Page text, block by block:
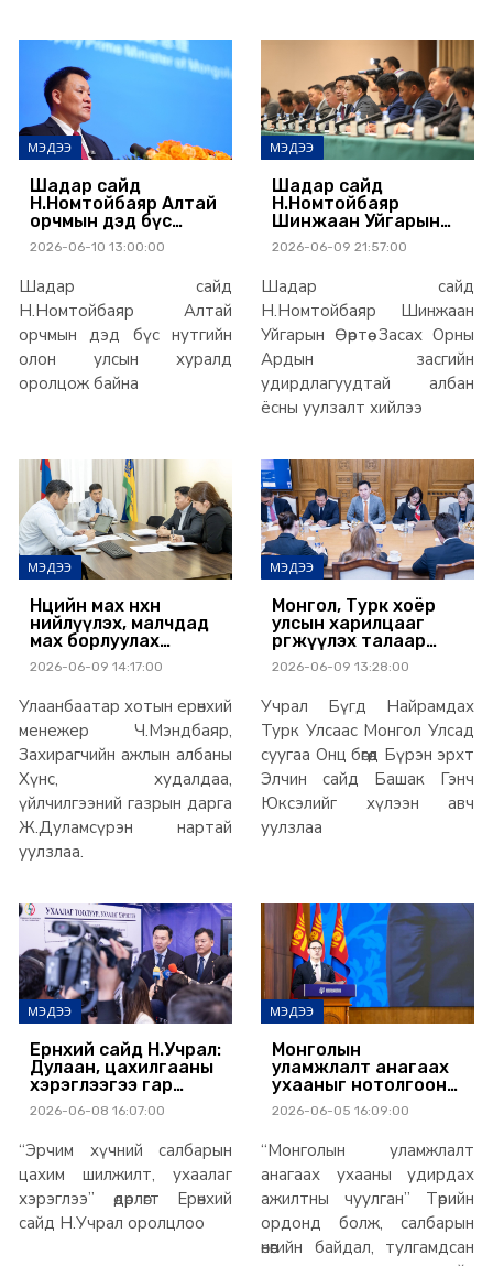
МЭДЭЭ
Шадар сайд
Н.Номтойбаяр Алтай
орчмын дэд бүс
нутгийн олон улсын
хуралд оролцож
2026-06-10 13:00:00
Шадар сайд
Н.Номтойбаяр Алтай
орчмын дэд бүс нутгийн
олон улсын хуралд
оролцож байна
МЭДЭЭ
Шадар сайд
Н.Номтойбаяр
Шинжаан Уйгарын
Өөртөө Засах Орны
Ардын засгийн
албан ёсны уулзалт
хийлээ
2026-06-09 21:57:00
Шадар сайд
Н.Номтойбаяр Шинжаан
Уйгарын Өөртөө Засах Орны
Ардын засгийн
удирдлагуудтай албан
ёсны уулзалт хийлээ
МЭДЭЭ
Нөөцийн мах нөхөн
нийлүүлэх, малчдад
мах борлуулах
лангуу, цэг
ажиллуулах боломж
бүрдүүлж өгөхийг
үүрэг болголоо
2026-06-09 14:17:00
Улаанбаатар хотын ерөнхий
менежер Ч.Мэндбаяр,
Захирагчийн ажлын албаны
Хүнс, худалдаа,
үйлчилгээний газрын дарга
Ж.Дуламсүрэн нартай
уулзлаа.
МЭДЭЭ
Монгол, Турк хоёр
улсын харилцааг
өргөжүүлэх талаар
санал солилцов
2026-06-09 13:28:00
Учрал Бүгд Найрамдах
Турк Улсаас Монгол Улсад
суугаа Онц бөгөөд Бүрэн эрхт
Элчин сайд Башак Гэнч
Юксэлийг хүлээн авч
уулзлаа
МЭДЭЭ
Ерөнхий сайд Н.Учрал:
Дулаан, цахилгааны
хэрэглээгээ гар
утаснаас хянадаг,
удирддаг боллоо
2026-06-08 16:07:00
“Эрчим хүчний салбарын
цахим шилжилт, ухаалаг
хэрэглээ” өдөрлөгт Ерөнхий
сайд Н.Учрал оролцлоо
МЭДЭЭ
Монголын
уламжлалт анагаах
ухааныг нотолгоонд
суурилан хөгжүүлж,
эрх зүйн орчныг
2026-06-05 16:09:00
“Монголын уламжлалт
анагаах ухааны удирдах
ажилтны чуулган” Төрийн
ордонд болж, салбарын
өнөөгийн байдал, тулгамдсан